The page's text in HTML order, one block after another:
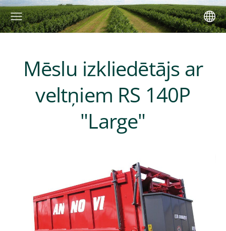
Mēslu izkliedētājs ar
veltņiem RS 140P
"Large"